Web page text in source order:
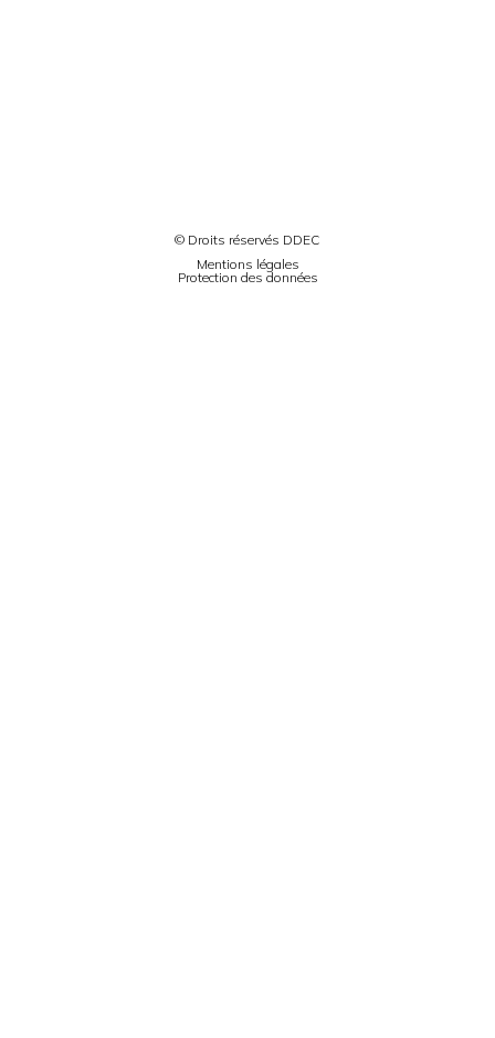
© Droits réservés DDEC
Mentions légales
Protection des données